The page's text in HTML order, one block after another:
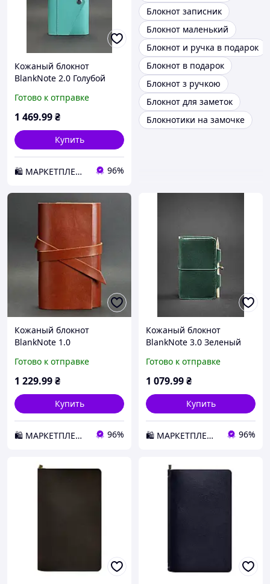
Кожаный блокнот
BlankNote 2.0 Голубой
2026
Готово к отправке
1 469.99₴
Купить
🛍️ МАРКЕТПЛЕЙС DMD 96%
Блокнот записник
Блокнот маленький
Блокнот и ручка в подарок
Блокнот в подарок
Блокнот з ручкою
Блокнот для заметок
Блокнотики на замочке
Кожаный блокнот
BlankNote 1.0
k) D1-2026
Готово к отправке
1 229.99₴
Купить
🛍️ МАРКЕТПЛЕЙС DMD 96%
Кожаный блокнот
BlankNote 3.0 Зеленый
Готово к отправке
1 079.99₴
Купить
🛍️ МАРКЕТПЛЕЙС DMD 96%